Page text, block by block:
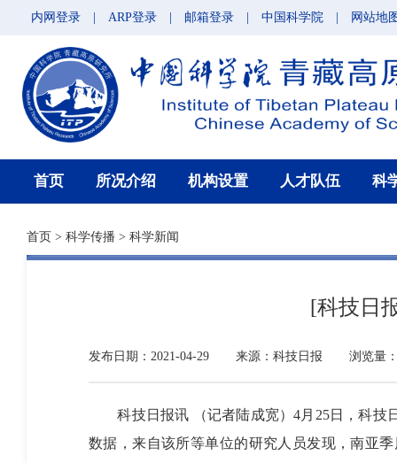
内网登录 ARP登录 邮箱登录 中国科学院 网站地
首页 所况介绍 机构设置 人才队伍 科
首页 > 科学传播 > 科学新闻
[科技日
发布日期：2021-04-29 来源：科技日报 浏览量
科技日报讯 （记者陆成宽）4月25日，科技
数据，来自该所等单位的研究人员发现，南亚